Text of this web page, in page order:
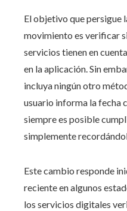
El objetivo que persigue
movimiento es verificar
servicios tienen en
en la aplicación. Sin
incluya ningún otro
usuario informa la fecha
siempre es posible
simplemente
Este cambio responde
reciente en algunos
los servicios digitales